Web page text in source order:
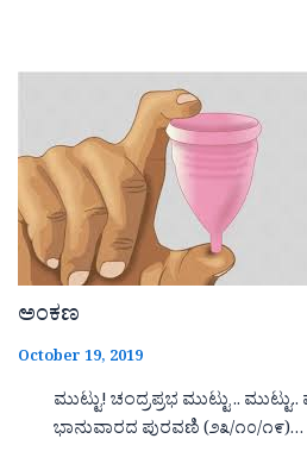
ಅಂಕಣ
October 19, 2019
ಮುಟ್ಟು! ಚಂದ್ರಪ್ರಭ ಮುಟ್ಟು ..
ಭಾನುವಾರದ ಪುರವಣಿ (೨೩/೧೦/೧೯)…